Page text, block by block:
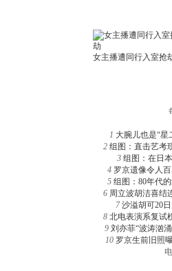
1 大腕儿也是“星
2 组图：直击艺考
3 组图：在日
4 罗京遗像令人
5 组图：80年代
6 周立波胡洁喜结
7 沙溢胡可20
8 北电表演系复试
9 刘亦菲“波涛汹
10 罗京生前旧照